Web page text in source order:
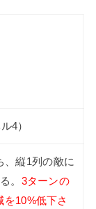
4）
、縦1列の敵に
。 3ターンの
10%低下さ